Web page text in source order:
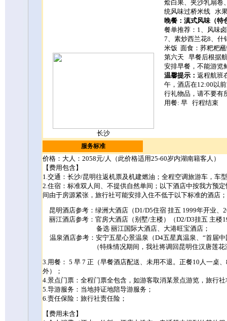
烩白果、夹沙乳扇卷
统风味过桥米线
水
晚餐：滇式风味（特
餐单推荐： 1、风味
7、素炒西兰花8、什
米饭 面食：荞粑粑
长沙
第六天 早餐后根据
安排早餐，不能游览
温馨提示： 返程航班
午，酒店在12:00以
行礼物品，请不要有
用餐: 早 行
服务标准
价格：大人：2058元/人（此价格适用25-60岁内湖南籍客人 ）
【费用包含】
1.交通： 长沙/昆明往返机票及机建燃油；全程空调旅游车，车
2.住宿： 标准双人间、不提供自然单间；以下酒店中按我方预
间由于房源紧张，旅行社可能安排入住不低于以下标准的酒店；
昆明酒店参考：绿洲大酒店（D1/D5住宿 挂五 1999年开业、
丽江酒店参考：官房大酒店（别墅/主楼）（D2/D3挂五 主楼
备选 丽江国际大酒店、大港旺宝酒店；
温泉酒店参考：安宁五星心景温泉（D4五星真温泉、“首届
（特殊情况期间，我社将调回昆明住汉唐莲
3.用餐： 5 早7 正 （早餐酒店配送、未用不退。正餐10 人一桌、
外）
；
4.景点门票：全程门票全包含，如游客取消某景点游览，旅行
5.导游服务：当地持证地陪导游服务；
6.责任保险：旅行社责任险；
【费用未含】